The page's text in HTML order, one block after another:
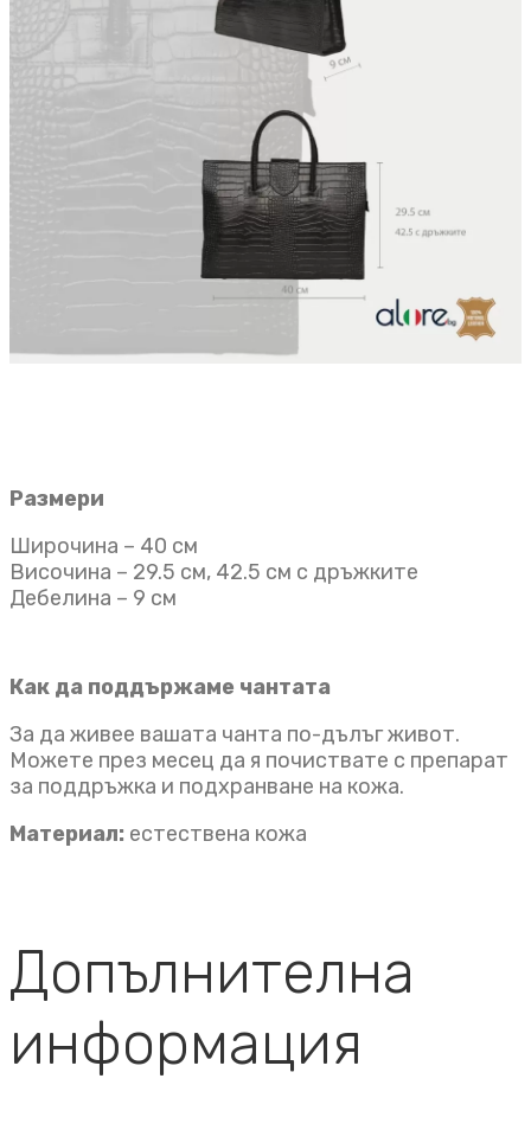
Размери
Широчина – 40 см
Височина – 29.5 см, 42.5 см с дръжките
Дебелина – 9 см
Как да поддържаме чантата
За да живее вашата чанта по-дълъг живот.
Можете през месец да я почиствате с препарат
за поддръжка и подхранване на кожа.
Материал: естествена кожа
Допълнителна
информация